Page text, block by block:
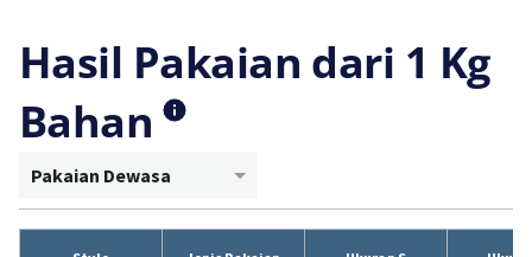
Hasil Pakaian dari 1 Kg
Bahan
Pakaian Dewasa